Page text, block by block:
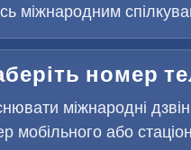
міжнародним
номер
міжнародні
мобільного або